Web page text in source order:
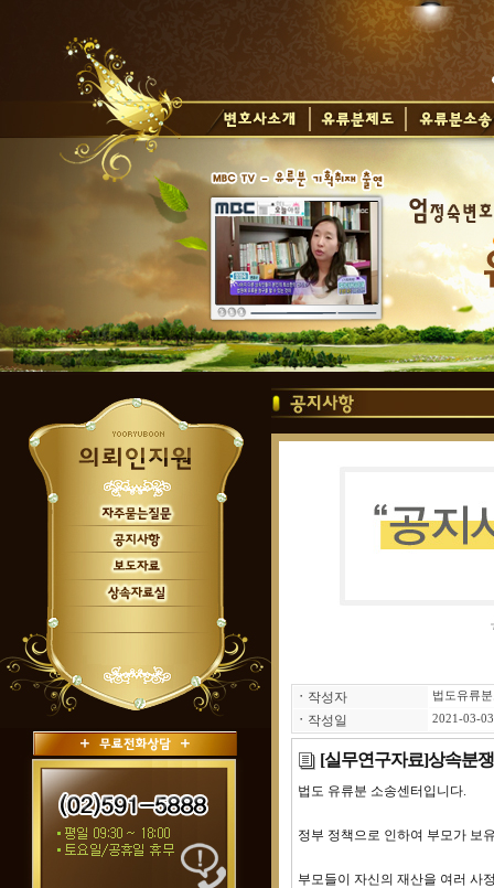
ㆍ 작성자 법도유류
ㆍ 작성일 2021-03-
[실무연구자료]상속분
법도 유류분 소송센터입니다.
정부 정책으로 인하여 부모가 보
부모들이 자신의 재산을 여러 사